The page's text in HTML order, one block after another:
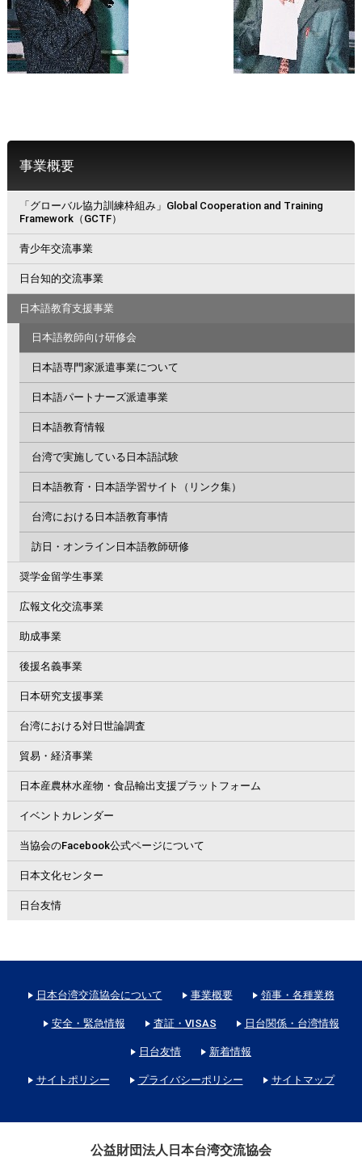
事業概要
「グローバル協力訓練枠組み」Global Cooperation and Training
Framework（GCTF）
青少年交流事業
日台知的交流事業
日本語教育支援事業
日本語教師向け研修会
日本語専門家派遣事業について
日本語パートナーズ派遣事業
日本語教育情報
台湾で実施している日本語試験
日本語教育・日本語学習サイト（リンク集）
台湾における日本語教育事情
訪日・オンライン日本語教師研修
奨学金留学生事業
広報文化交流事業
助成事業
後援名義事業
日本研究支援事業
台湾における対日世論調査
貿易・経済事業
日本産農林水産物・食品輸出支援プラットフォーム
イベントカレンダー
当協会のFacebook公式ページについて
日本文化センター
日台友情
日本台湾交流協会について 事業概要 領事・各種業務
安全・緊急情報 査証・VISAS 日台関係・台湾情報
日台友情 新着情報
サイトポリシー プライバシーポリシー サイトマップ
公益財団法人日本台湾交流協会